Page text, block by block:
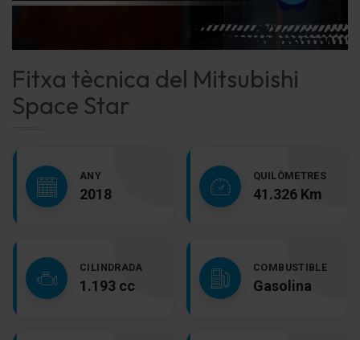
Fitxa tècnica del Mitsubishi
Space Star
ANY
2018
QUILÒMETRES
41.326 Km
CILINDRADA
1.193 cc
COMBUSTIBLE
Gasolina